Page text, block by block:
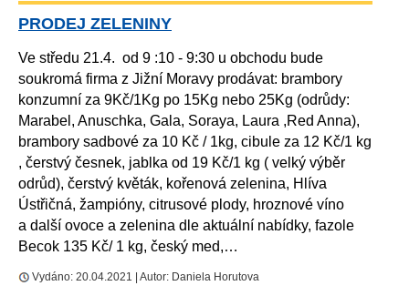
PRODEJ ZELENINY
Ve středu 21.4. od 9 :10 - 9:30 u obchodu bude
soukromá firma z Jižní Moravy prodávat: brambory
konzumní za 9Kč/1Kg po 15Kg nebo 25Kg (odrůdy:
Marabel, Anuschka, Gala, Soraya, Laura ,Red Anna),
brambory sadbové za 10 Kč / 1kg, cibule za 12 Kč/1 kg
, čerstvý česnek, jablka od 19 Kč/1 kg ( velký výběr
odrůd), čerstvý květák, kořenová zelenina, Hlíva
Ústřičná, žampióny, citrusové plody, hroznové víno
a další ovoce a zelenina dle aktuální nabídky, fazole
Becok 135 Kč/ 1 kg, český med,…
Vydáno: 20.04.2021 | Autor: Daniela Horutova